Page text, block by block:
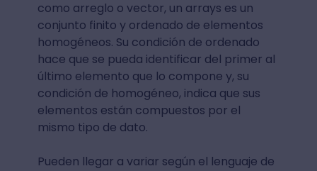
como arreglo o vector, un arrays es un
conjunto finito y ordenado de elementos
homogéneos. Su condición de ordenado
hace que se pueda identificar del primer al
último elemento que lo compone y, su
condición de homogéneo, indica que sus
elementos están compuestos por el
mismo tipo de dato.
Pueden llegar a variar según el lenguaje de